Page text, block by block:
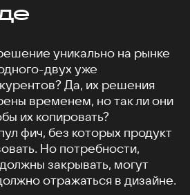
уникально на рынке
двух уже
Да, их решения
временем, но так ли они
их копировать?
фич, без которых продукт
Но потребности,
закрывать, могут
отражаться в дизайне.